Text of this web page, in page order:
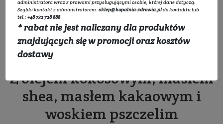
Pomadka do ust
malinowa - tuba PCR
Z olejem kokosowym, masłem
shea, masłem kakaowym i
woskiem pszczelim
administratora wraz z prawami przysługującymi osobie, której dane dotyczą.
Szybki kontakt z administratorem:sklep@kopalnia-zdrowia.pldo kontaktu lub
tel.:+48 732 728 888
* rabat nie jest naliczany dla produktów
znajdujących się w promocji oraz kosztów
dostawy